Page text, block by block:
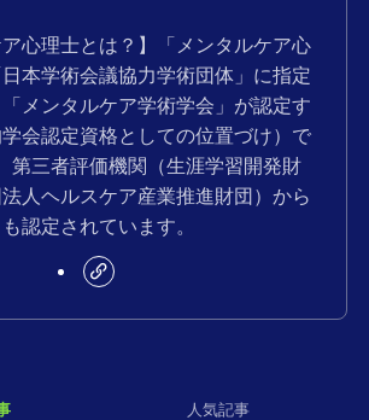
ア心理士とは？】「メンタルケア心
本学術会議協力学術団体」に指定
メンタルケア学術学会」が認定す
会認定資格としての位置づけ）で
第三者評価機関（生涯学習開発財
人ヘルスケア産業推進財団）から
も認定されています。
人気記事